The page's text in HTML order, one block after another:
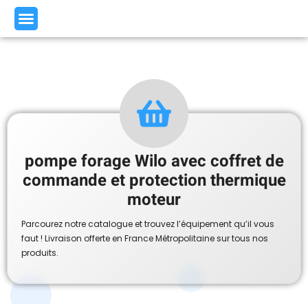
pompe forage Wilo avec coffret de
commande et protection thermique
moteur
Parcourez notre catalogue et trouvez l’équipement qu’il vous
faut ! Livraison offerte en France Métropolitaine sur tous nos
produits.